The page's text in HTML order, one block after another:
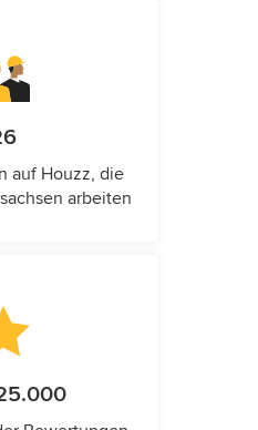
auf Houzz, die
arbeiten